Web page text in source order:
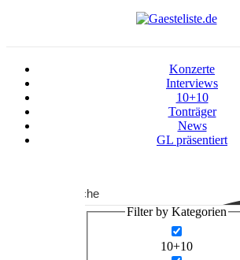
Konzerte
Interviews
10+10
Tonträger
News
GL präsentiert
Suche
Filter by Kategorien
10+10